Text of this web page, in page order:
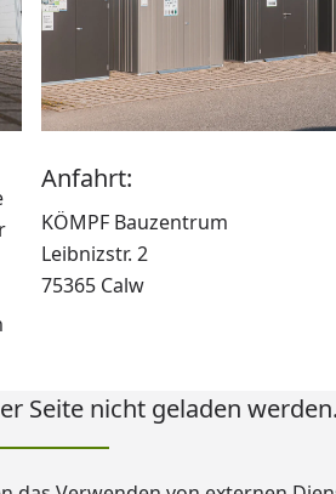
Anfahrt:
KÖMPF Bauzentrum
Leibnizstr. 2
75365 Calw
Seite nicht geladen